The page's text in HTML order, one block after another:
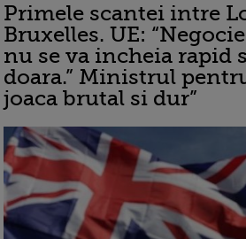
Primele scantei intre
Bruxelles. UE:
nu se va incheia rapid
doara.” Ministrul
joaca brutal si dur”